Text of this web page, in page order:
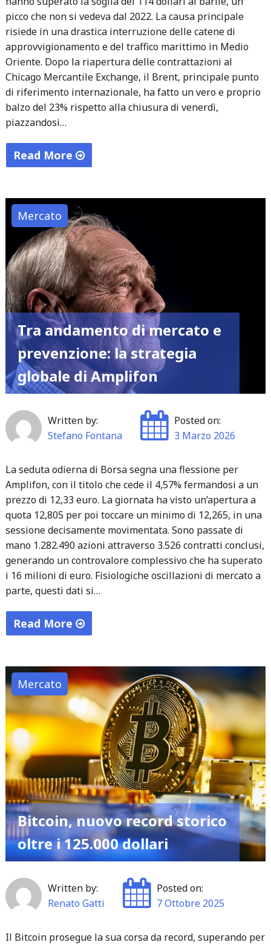
picco che non si vedeva dal 2022. La causa principale
risiede in una drastica interruzione delle catene di
approvvigionamento e del traffico marittimo in Medio
Oriente. Dopo la riapertura delle contrattazioni al
Chicago Mercantile Exchange, il Brent, principale punto
di riferimento internazionale, ha fatto un vero e proprio
balzo del 23% rispetto alla chiusura di venerdì,
piazzandosi…
Read More
vola
oltre
100
dollari:
le
tensioni
in
Medio
Oriente
paralizzano
trasporti
e
mercati"
Mercato
Tra andamento di mercato e
prevenzione: la strategia
globale di Amplifon
Written by:
Stefano Fontana
Posted on:
3 Marzo 2026
La seduta odierna di Borsa segna una flessione per
Amplifon, con il titolo che cede il 4,57% fermandosi a un
prezzo di 12,33 euro. La giornata ha visto un’apertura a
quota 12,805 per poi toccare un minimo di 12,265, in una
sessione decisamente movimentata. Sono passate di
mano 1.282.490 azioni attraverso 3.526 contratti conclusi,
generando un controvalore complessivo che ha superato
i 16 milioni di euro. Fisiologiche oscillazioni di mercato a
parte, questi dati si…
Read More
di
mercato
e
prevenzione:
la
strategia
globale
di
Amplifon"
Mercato
Bitcoin, nuovo record storico
oltre i 125.000 dollari
Written by:
Renato Gatti
Posted on:
7 Ottobre 2025
Il Bitcoin prosegue la sua corsa da record, superando per